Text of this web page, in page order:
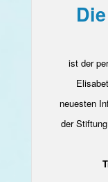
ist der
neuesten
der